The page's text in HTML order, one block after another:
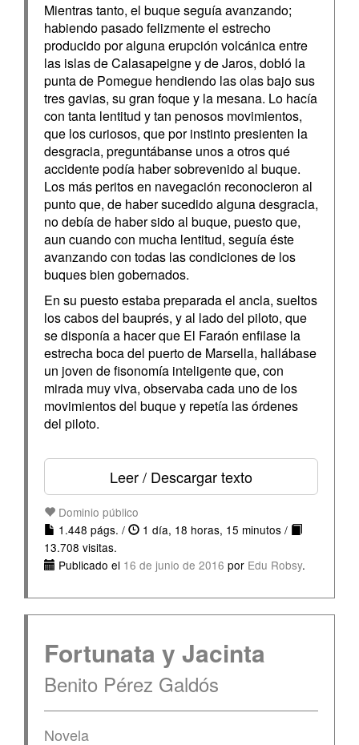
Mientras tanto, el buque seguía avanzando;
habiendo pasado feliz­mente el estrecho
producido por alguna erupción volcánica entre
las islas de Calasapeigne y de Jaros, dobló la
punta de Pomegue hendien­do las olas bajo sus
tres gavias, su gran foque y la mesana. Lo hacía
con tanta lentitud y tan penosos movimientos,
que los curiosos, que por instinto presienten la
desgracia, preguntábanse unos a otros qué
accidente podía haber sobrevenido al buque.
Los más peritos en na­vegación reconocieron al
punto que, de haber sucedido alguna des­gracia,
no debía de haber sido al buque, puesto que,
aun cuando con mucha lentitud, seguía éste
avanzando con todas las condiciones de los
buques bien gobernados.
En su puesto estaba preparada el ancla, sueltos
los cabos del bau­prés, y al lado del piloto, que
se disponía a hacer que El Faraón enfilase la
estrecha boca del puerto de Marsella, hallábase
un jo­ven de fisonomía inteligente que, con
mirada muy viva, observaba cada uno de los
movimientos del buque y repetía las órde­nes
del piloto.
Leer / Descargar texto
Dominio público
1.448 págs. /
1 día, 18 horas, 15 minutos /
13.708 visitas.
Publicado el 16 de junio de 2016 por Edu Robsy.
Fortunata y Jacinta
Benito Pérez Galdós
Novela